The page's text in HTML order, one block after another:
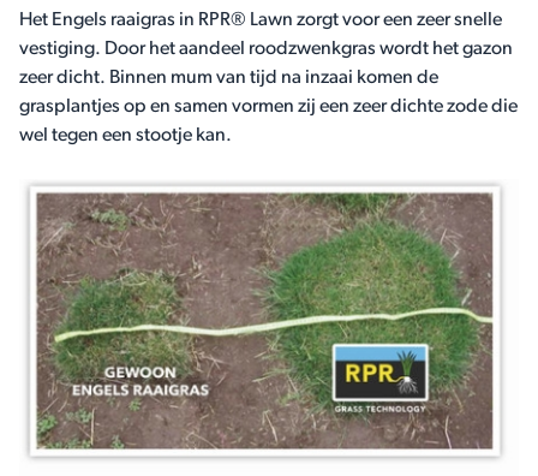
Het Engels raaigras in RPR® Lawn zorgt voor een zeer snelle
vestiging. Door het aandeel roodzwenkgras wordt het gazon
zeer dicht. Binnen mum van tijd na inzaai komen de
grasplantjes op en samen vormen zij een zeer dichte zode die
wel tegen een stootje kan.